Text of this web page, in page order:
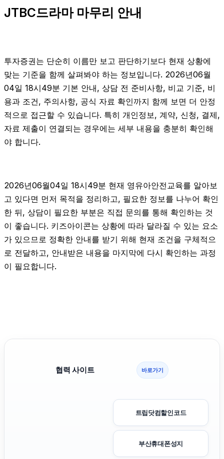
JTBC드라마 마무리 안내
투자증권는 단순히 이름만 보고 판단하기보다 현재 상황에
맞는 기준을 함께 살펴봐야 하는 정보입니다. 2026년06월
04일 18시49분 기본 안내, 상담 전 준비사항, 비교 기준, 비
용과 조건, 주의사항, 공식 자료 확인까지 함께 보면 더 안정
적으로 접근할 수 있습니다. 특히 개인정보, 계약, 신청, 결제,
자료 제출이 연결되는 경우에는 세부 내용을 충분히 확인해
야 합니다.
2026년06월04일 18시49분 현재 영유아안전교육를 알아보
고 있다면 먼저 목적을 정리하고, 필요한 정보를 나누어 확인
한 뒤, 상담이 필요한 부분은 직접 문의를 통해 확인하는 것
이 좋습니다. 키즈아이콘는 상황에 따라 달라질 수 있는 요소
가 있으므로 정확한 안내를 받기 위해 현재 조건을 구체적으
로 전달하고, 안내받은 내용을 마지막에 다시 확인하는 과정
이 필요합니다.
협력 사이트 바로가기
트립닷컴할인코드
부산휴대폰성지